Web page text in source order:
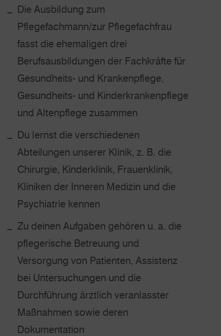
Die Ausbildung zum
Pflegefachmann/zur Pflegefachfrau
fasst die ehemaligen drei
Berufsausbildungen der Fachkräfte für
Gesundheits- und Krankenpflege,
Gesundheits- und Kinderkrankenpflege
und Altenpflege zusammen
Du lernst die verschiedenen
Abteilungen unserer Klinik, z. B. die
Chirurgie, Kinderklinik, Frauenklinik,
Kliniken der Inneren Medizin und die
Psychiatrie kennen
Zu deinen Aufgaben gehören u. a. die
pflegerische Betreuung und
Versorgung von Patienten, Assistenz
bei Untersuchungen und die
Durchführung ärztlich veranlasster
Maßnahmen sowie deren
Dokumentation